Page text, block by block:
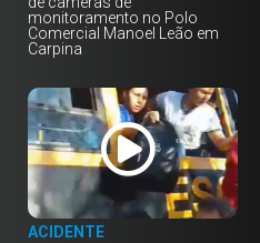
monitoramento no Polo
Comercial Manoel Leão em
Carpina
ACIDENTE